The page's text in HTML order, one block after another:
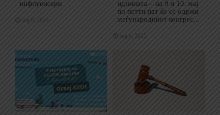
инфлуенсери
мај 8, 2025
иднината – на 9 и 10. мај
по петти пат ќе се одржи
меѓународниот конгрес...
мај 6, 2025